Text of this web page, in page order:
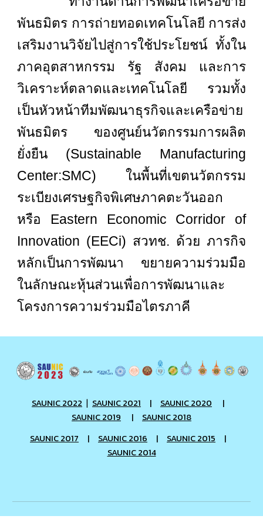
พันธมิตร การถ่ายทอดเทคโนโลยี การส่ง
เสริมงานวิจัยไปสู่การใช้ประโยชน์ ทั้งใน
ภาคอุตสาหกรรม รัฐ สังคม และการ
วิเคราะห์ตลาดและเทคโนโลยี รวมทั้ง
เป็นหัวหน้าทีมพัฒนาธุรกิจและเครือข่าย
พันธมิตร ของศูนย์นวัตกรรมการผลิต
ยั่งยืน (Sustainable Manufacturing
Center:SMC) ในพื้นที่เขตนวัตกรรม
ระเบียงเศรษฐกิจพิเศษภาคตะวันออก
หรือ Eastern Economic Corridor of
Innovation (EECi) สวทช. ด้วย ภารกิจ
หลักเป็นการพัฒนา ขยายความร่วมมือ
ในลักษณะหุ้นส่วนเพื่อการพัฒนาและ
โครงการความร่วมมือไตรภาคี
SAUNIC 2022 | SAUNIC 2021 | SAUNIC 2020
|
SAUNIC 2019
| SAUNIC 2018
SAUNIC 2017 | SAUNIC 2016 | SAUNIC 2015 |
SAUNIC 2014